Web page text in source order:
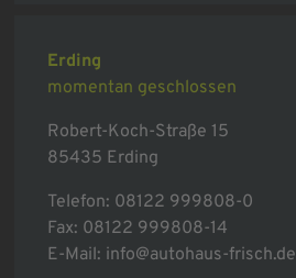
Erding
momentan geschlossen
Robert-Koch-Straße 15
85435 Erding
Telefon: 08122 999808-0
Fax: 08122 999808-14
E-Mail: info@autohaus-frisch.de